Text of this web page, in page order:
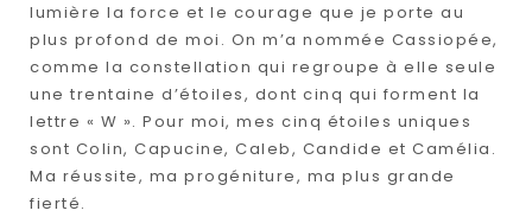
lumière la force et le courage que je porte au
plus profond de moi. On m’a nommée Cassiopée,
comme la constellation qui regroupe à elle seule
une trentaine d’étoiles, dont cinq qui forment la
lettre « W ». Pour moi, mes cinq étoiles uniques
sont Colin, Capucine, Caleb, Candide et Camélia.
Ma réussite, ma progéniture, ma plus grande
fierté.